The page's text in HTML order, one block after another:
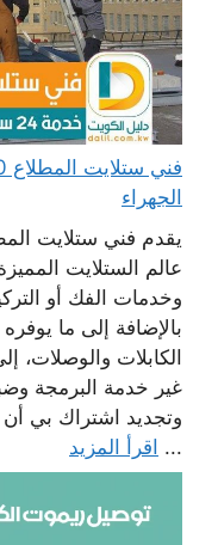
الجهراء
يقدم فني ستلايت
عالم الستلايت
وخدمات الفك أو
بالإضافة إلى ما
الكابلات والوصلات،
غير خدمة البرمجة
وتجديد اشتراك بي أن
... اقرأ المزيد